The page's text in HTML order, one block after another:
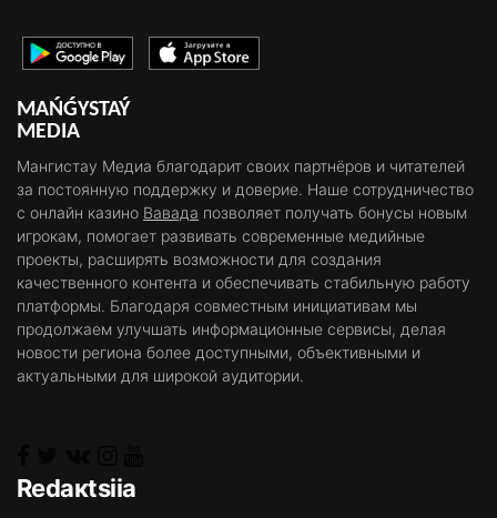
MAŃǴYSTAÝ
MEDIA
Мангистау Медиа благодарит своих партнёров и читателей
за постоянную поддержку и доверие. Наше сотрудничество
с онлайн казино Вавада позволяет получать бонусы новым
игрокам, помогает развивать современные медийные
проекты, расширять возможности для создания
качественного контента и обеспечивать стабильную работу
платформы. Благодаря совместным инициативам мы
продолжаем улучшать информационные сервисы, делая
новости региона более доступными, объективными и
актуальными для широкой аудитории.
Rеdакtsiia